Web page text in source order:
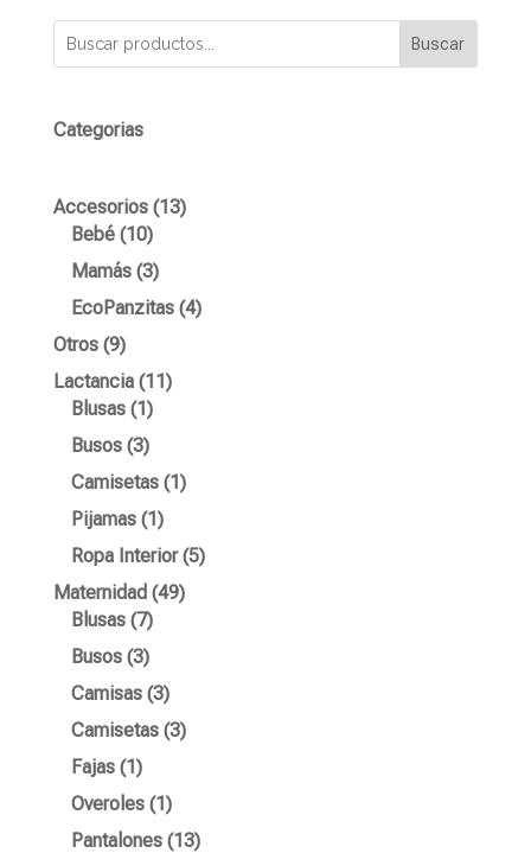
Buscar
Categorias
Accesorios 1313
Bebé 1010
productos
Mamás 33
productos
EcoPanzitas 44
Otros 99
productos
Lactancia 1111
Blusas 11
producto
Busos 33
productos
Camisetas 11
Pijamas 11
producto
Ropa Interior 55
Maternidad 4949
Blusas 77
productos
Busos 33
productos
Camisas 33
productos
Camisetas 33
Fajas 11
producto
Overoles 11
producto
Pantalones 1313